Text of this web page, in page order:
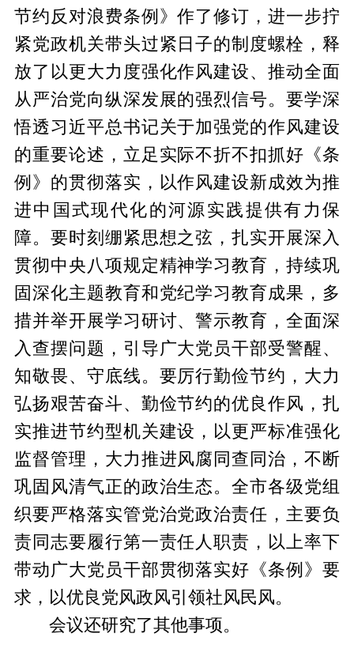
节约反对浪费条例》作了修订，进一步拧
紧党政机关带头过紧日子的制度螺栓，释
放了以更大力度强化作风建设、推动全面
从严治党向纵深发展的强烈信号。要学深
悟透习近平总书记关于加强党的作风建设
的重要论述，立足实际不折不扣抓好《条
例》的贯彻落实，以作风建设新成效为推
进中国式现代化的河源实践提供有力保
障。要时刻绷紧思想之弦，扎实开展深入
贯彻中央八项规定精神学习教育，持续巩
固深化主题教育和党纪学习教育成果，多
措并举开展学习研讨、警示教育，全面深
入查摆问题，引导广大党员干部受警醒、
知敬畏、守底线。要厉行勤俭节约，大力
弘扬艰苦奋斗、勤俭节约的优良作风，扎
实推进节约型机关建设，以更严标准强化
监督管理，大力推进风腐同查同治，不断
巩固风清气正的政治生态。全市各级党组
织要严格落实管党治党政治责任，主要负
责同志要履行第一责任人职责，以上率下
带动广大党员干部贯彻落实好《条例》要
求，以优良党风政风引领社风民风。
会议还研究了其他事项。